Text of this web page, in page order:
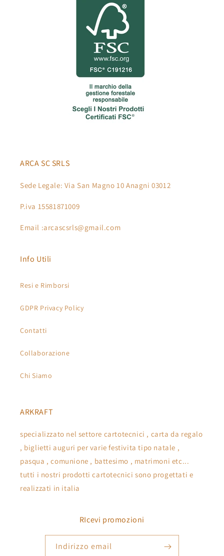
ARCA SC SRLS
Sede Legale: Via San Magno 10 Anagni 03012
P.iva 15581871009
Email :arcascsrls@gmail.com
Info Utili
Resi e Rimborsi
GDPR Privacy Policy
Contatti
Collaborazione
Chi Siamo
ARKRAFT
specializzato nel settore cartotecnici , carta da regalo
, biglietti auguri per varie festivita tipo natale ,
pasqua , comunione , battesimo , matrimoni etc...
tutti i nostri prodotti cartotecnici sono progettati e
realizzati in italia
RIcevi promozioni
Indirizzo email